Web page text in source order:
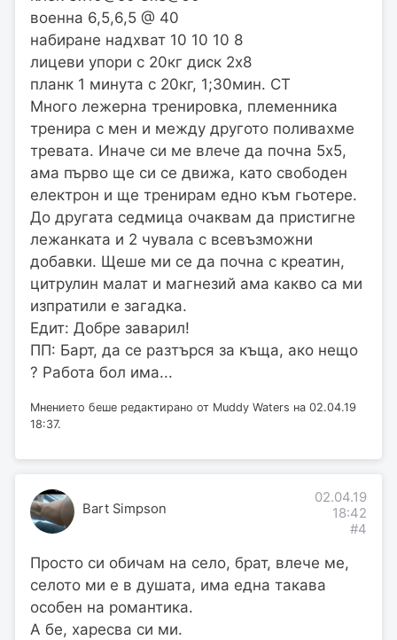
военна 6,5,6,5 @ 40
набиране надхват 10 10 10 8
лицеви упори с 20кг диск 2х8
планк 1 минута с 20кг, 1;30мин. СТ
Много лежерна тренировка, племенника
тренира с мен и между другото поливахме
тревата. Иначе си ме влече да почна 5х5,
ама първо ще си се движа, като свободен
електрон и ще тренирам едно към гьотере.
До другата седмица очаквам да пристигне
лежанката и 2 чувала с всевъзможни
добавки. Щеше ми се да почна с креатин,
цитрулин малат и магнезий ама какво са ми
изпратили е загадка.
Едит: Добре заварил!
ПП: Барт, да се разтърся за къща, ако нещо
? Работа бол има...
Мнението беше редактирано от Muddy Waters на 02.04.19
18:37.
Bart Simpson
02.04.19
18:42
#4
Просто си обичам на село, брат, влече ме,
селото ми е в душата, има една такава
особен на романтика.
А бе, харесва си ми.